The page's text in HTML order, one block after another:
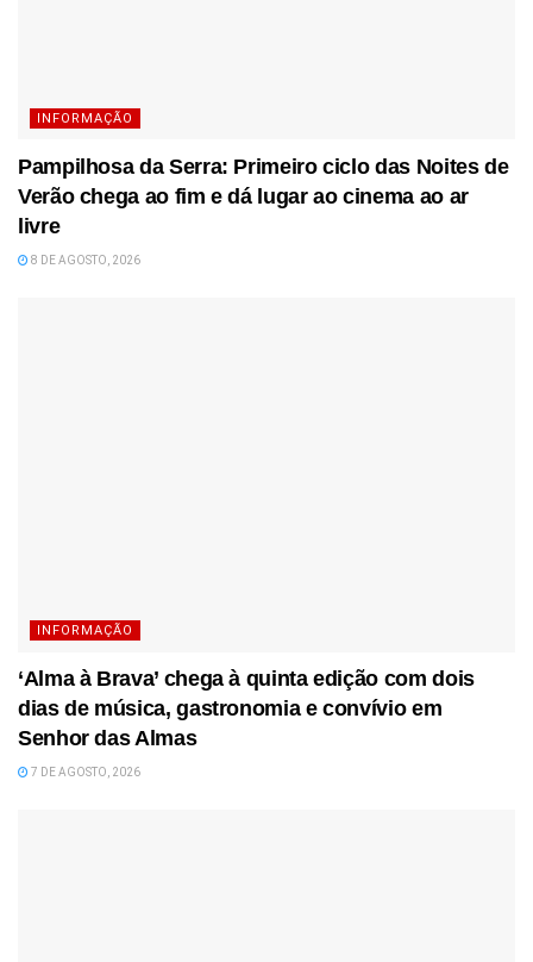
INFORMAÇÃO
Pampilhosa da Serra: Primeiro ciclo das Noites de
Verão chega ao fim e dá lugar ao cinema ao ar
livre
8 DE AGOSTO, 2026
INFORMAÇÃO
‘Alma à Brava’ chega à quinta edição com dois
dias de música, gastronomia e convívio em
Senhor das Almas
7 DE AGOSTO, 2026